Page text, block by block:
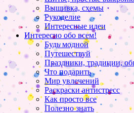
Вышивка, схемы
Рукоделие
Интересные идеи
Интересно обо всем!
Будь модной
Путешествуй
Праздники, традиции,
Что подарить
Мир увлечений
Раскраски антистресс
Как просто все
Полезно знать